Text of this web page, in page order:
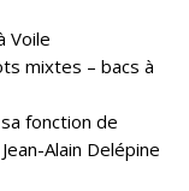
Voile
mixtes – bacs à
fonction de
Alain Delépine